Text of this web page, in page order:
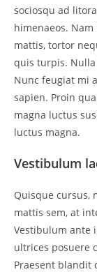
sociosqu ad
himenaeos.
mattis, tortor
quis turpis.
Nunc feugiat mi
sapien. Proin
magna luctus
luctus magna.
Vestibulum
Quisque cursus,
mattis sem, at
Vestibulum ante
ultrices posuere
Praesent blandit